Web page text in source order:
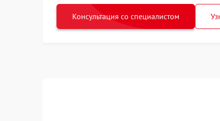
Консультация со специалистом